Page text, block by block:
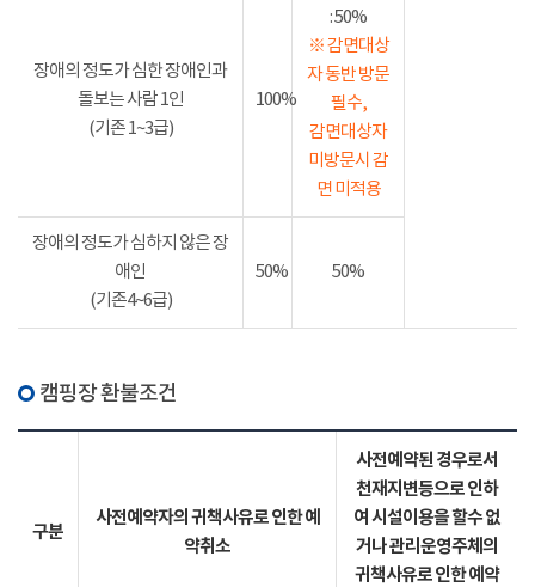
: 50%
※ 감면대상
자 동반 방문
필수,
감면대상자
미방문시 감
면 미적용
장애의 정도가 심한 장애인과
돌보는 사람 1인
(기존 1~3급)
100%
장애의 정도가 심하지 않은 장
애인
(기존4~6급)
50% 50%
캠핑장 환불조건
구분
사전예약자의 귀책사유로 인한 예
약취소
사전예약된 경우로서
천재지변등으로 인하
여 시설이용을 할수 없
거나 관리운영주체의
귀책사유로 인한 예약